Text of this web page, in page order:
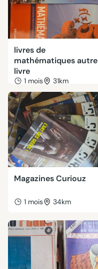
livres de
mathématiques autre
livre
1 mois 31km
Magazines Curiouz
1 mois 34km